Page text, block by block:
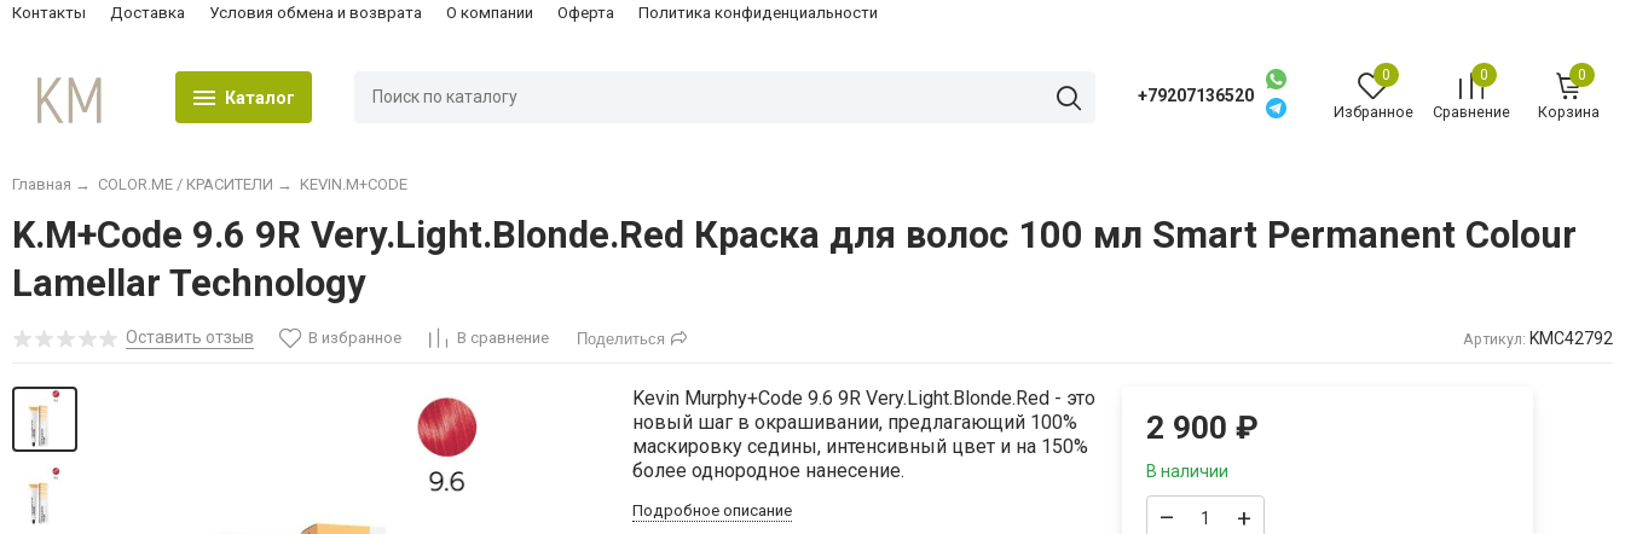
Контакты Доставка Условия обмена и возврата О компании Оферта Политика конфиденциальности
Каталог +79207136520
0
Избранное
0
Сравнение
0
Корзина
Главная → COLOR.ME / КРАСИТЕЛИ → KEVIN.M+CODE
K.M+Code 9.6 9R Very.Light.Blonde.Red Краска для волос 100 мл Smart Permanent Colour
Lamellar Technology
Оставить отзыв В избранное В сравнение Поделиться Артикул: KMC42792
Kevin Murphy+Code 9.6 9R Very.Light.Blonde.Red - это
новый шаг в окрашивании, предлагающий 100%
маскировку седины, интенсивный цвет и на 150%
более однородное нанесение.
Подробное описание
2 900 ₽
В наличии
– +